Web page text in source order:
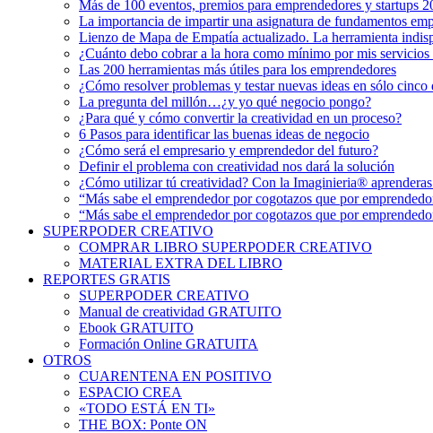
Más de 100 eventos, premios para emprendedores y startups
La importancia de impartir una asignatura de fundamentos
Lienzo de Mapa de Empatía actualizado. La herramienta
¿Cuánto debo cobrar a la hora como mínimo por mis
Las 200 herramientas más útiles para los emprendedores
¿Cómo resolver problemas y testar nuevas ideas en sólo cinco
La pregunta del millón…¿y yo qué negocio pongo?
¿Para qué y cómo convertir la creatividad en un proceso?
6 Pasos para identificar las buenas ideas de negocio
¿Cómo será el empresario y emprendedor del futuro?
Definir el problema con creatividad nos dará la solución
¿Cómo utilizar tú creatividad? Con la Imaginieria®
“Más sabe el emprendedor por cogotazos que por
“Más sabe el emprendedor por cogotazos que por
SUPERPODER CREATIVO
COMPRAR LIBRO SUPERPODER CREATIVO
MATERIAL EXTRA DEL LIBRO
REPORTES GRATIS
SUPERPODER CREATIVO
Manual de creatividad GRATUITO
Ebook GRATUITO
Formación Online GRATUITA
OTROS
CUARENTENA EN POSITIVO
ESPACIO CREA
«TODO ESTÁ EN TI»
THE BOX: Ponte ON